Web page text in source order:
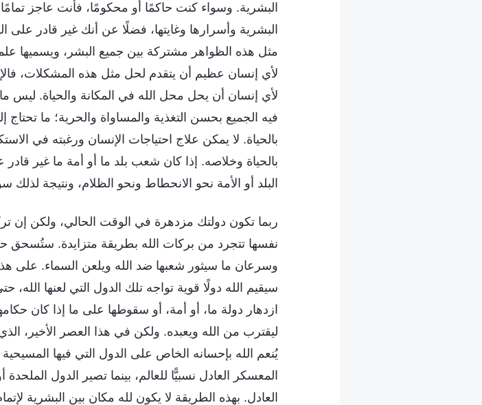
البشرية. وسواء كنت حاكمًا أو محكومًا، فأنت عاجز
البشرية وأسرارها وغايتها، فضلًا عن أنك غير قادر
مثل هذه الظواهر مشتركة بين جميع البشر، ويسميها
لأي إنسان عظيم أن يتقدم لحل مثل هذه المشكلات،
لأي إنسان أن يحل محل الله في المكانة والحياة. ليس
فيه الجميع بحسن التغذية والمساواة والحرية؛ ما تحتاج
بالحياة. لا يمكن علاج احتياجات الإنسان ورغبته في
بالحياة وخلاصه. إذا كان شعب بلد ما أو أمة ما غير
البلد أو الأمة نحو الانحطاط ونحو الظلام، ونتيجة لذلك
ربما تكون دولتك مزدهرة في الوقت الحالي، ولكن
نفسها تتجرد من بركات الله بطريقة متزايدة. ستُسحق
وسرعان ما سيثور شعبها ضد الله ويلعن السماء. على
سيقيم الله دولًا قوية تواجه تلك الدول التي لعنها
ازدهار دولة ما، أو أمة، أو سقوطها على ما إذا كان
ليقترب من الله ويعبده. ولكن في هذا العصر الأخير،
يُنعم الله بإحسانه الخاص على الدول التي فيها
المعسكر العادل نسبيًّا للعالم، بينما تصير الدول
العادل. بهذه الطريقة لا يكون لله مكان بين البشرية